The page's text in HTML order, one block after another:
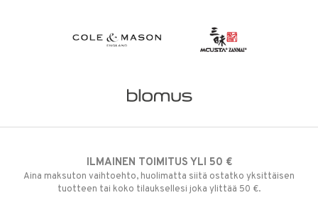
ILMAINEN TOIMITUS YLI 50 €
Aina maksuton vaihtoehto, huolimatta siitä ostatko yksittäisen
tuotteen tai koko tilauksellesi joka ylittää 50 €.